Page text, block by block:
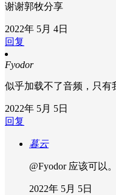
谢谢郭牧分享
2022年 5月 4日
回复
Fyodor
似乎加载不了音频，只有
2022年 5月 5日
回复
暮云
@Fyodor应该可以
2022年 5月 5日